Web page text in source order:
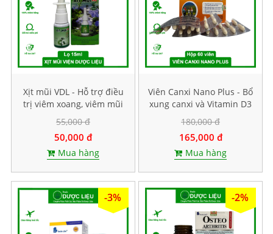
Xịt mũi VDL - Hỗ trợ điều
trị viêm xoang, viêm mũi
dị ứng. Lọ 15ml
55,000 đ
50,000 đ
Mua hàng
Viên Canxi Nano Plus - Bổ
xung canxi và Vitamin D3
giúp xương chắc khoẻ.
Hộp 30 viên
180,000 đ
165,000 đ
Mua hàng
-3% -2%